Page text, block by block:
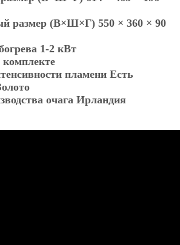
размер (В×Ш×Г) 550 × 360 × 90
1-2 кВт
пламени Есть
очага Ирландия